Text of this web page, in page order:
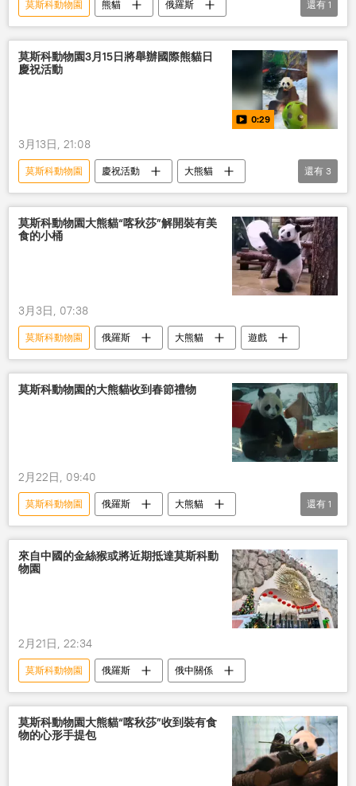
莫斯科動物園 熊貓
俄羅斯
莫斯科
動物園
還有 1
莫斯科動物園3月15日將舉辦國際熊貓日
慶祝活動
0:29
3月13日, 21:08
莫斯科動物園 慶祝活動
大熊貓
中國
視頻 俄中關係
還有 3
莫斯科動物園大熊貓“喀秋莎”解開裝有美
食的小桶
3月3日, 07:38
莫斯科動物園 俄羅斯 大熊貓 遊戲
莫斯科動物園的大熊貓收到春節禮物
2月22日, 09:40
莫斯科動物園 俄羅斯
大熊貓
俄中關係
還有 1
來自中國的金絲猴或將近期抵達莫斯科動
物園
2月21日, 22:34
莫斯科動物園 俄羅斯 俄中關係
莫斯科動物園大熊貓“喀秋莎”收到裝有食
物的心形手提包